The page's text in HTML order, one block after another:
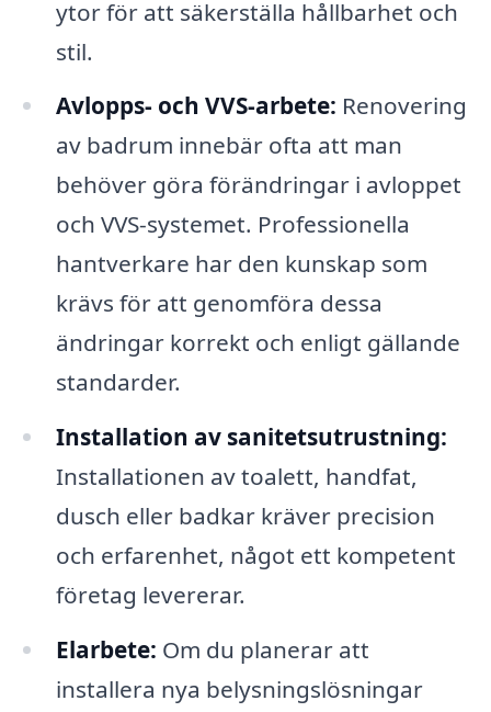
ytor för att säkerställa hållbarhet och
stil.
Avlopps- och VVS-arbete: Renovering
av badrum innebär ofta att man
behöver göra förändringar i avloppet
och VVS-systemet. Professionella
hantverkare har den kunskap som
krävs för att genomföra dessa
ändringar korrekt och enligt gällande
standarder.
Installation av sanitetsutrustning:
Installationen av toalett, handfat,
dusch eller badkar kräver precision
och erfarenhet, något ett kompetent
företag levererar.
Elarbete: Om du planerar att
installera nya belysningslösningar